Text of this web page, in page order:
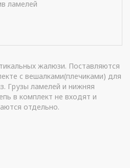
ламелей
жалюзи. Поставляются
с вешалками(плечиками) для
Грузы ламелей и нижняя
в комплект не входят и
отдельно.